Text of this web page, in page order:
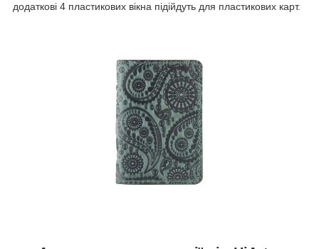
додаткові 4 пластикових вікна підійдуть для пластикових карт.